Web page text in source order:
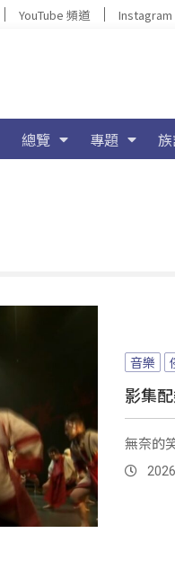
YouTube 頻道 Instagram
總覽 專題
音樂
影集
無奈的